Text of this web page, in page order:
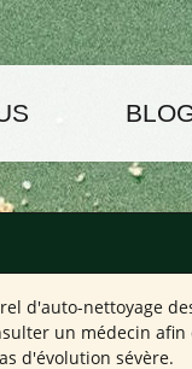
d'auto-nettoyage
un médecin
d'évolution sévère.